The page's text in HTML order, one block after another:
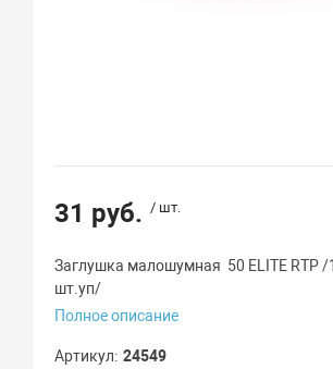
31 руб. / шт.
Заглушка малошумная 50 ELITE RTP /
Полное описание
Артикул 24549